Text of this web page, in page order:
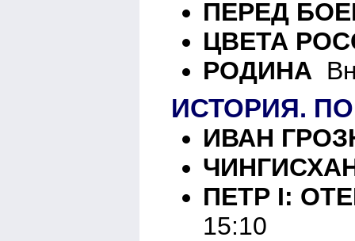
ПЕРЕД
ЦВЕТА
РОДИНА
ИСТОРИЯ.
ИВАН
ПЕТР I:
15:10